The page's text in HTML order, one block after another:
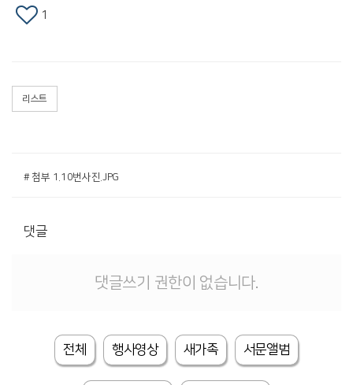
1
리스트
# 첨부 1.10번사진.JPG
댓글
댓글쓰기 권한이 없습니다.
전체 행사영상 새가족 서문앨범